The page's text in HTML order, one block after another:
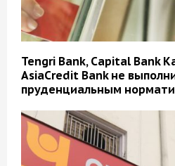
Tengri Bank, Capital Bank
AsiaCredit Bank не
пруденциальным